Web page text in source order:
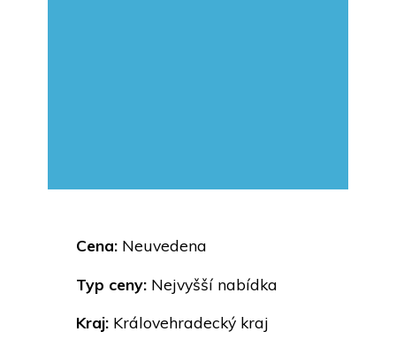
Cena: Neuvedena
Typ ceny: Nejvyšší nabídka
Kraj: Královehradecký kraj